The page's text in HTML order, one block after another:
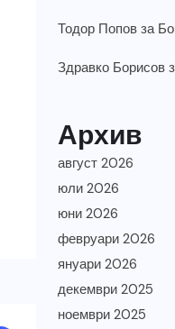
Тодор Попов за
Здравко Борисов
Архив
август 2026
юли 2026
юни 2026
февруари 2026
януари 2026
декември 2025
ноември 2025